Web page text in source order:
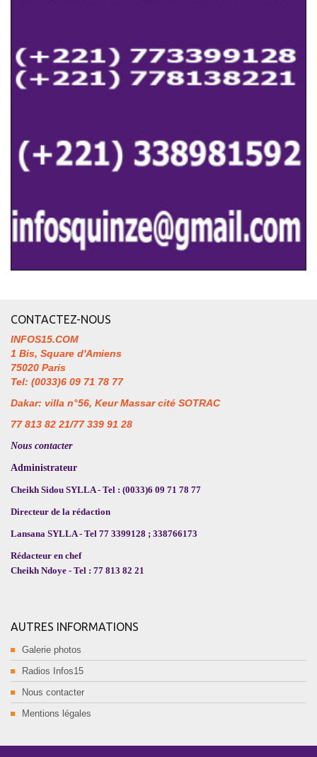
CONTACTEZ-NOUS
INFOS15.COM
1 Bis, Square d'Amiens
75020 Paris
Tel: (0033)6 09 71 78 77
Dakar: villa n°56, Keur Massar cité SOTRAC
77 813 82 21/77 339 91 28
Nous contacter
Administrateur
Cheikh Sidou SYLLA - Tel : (0033)6 09 71 78 77
Directeur de la rédaction
Lansana SYLLA - Tel 77 3399128 ; 338766173
Rédacteur en chef
Cheikh Ndoye - Tel : 77 813 82 21
AUTRES INFORMATIONS
Galerie photos
Radios Infos15
Nous contacter
Mentions légales